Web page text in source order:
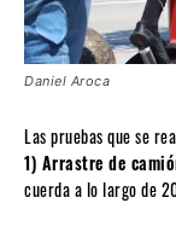
Daniel Aroca
Las pruebas que se
1) Arrastre de
cuerda a lo largo de